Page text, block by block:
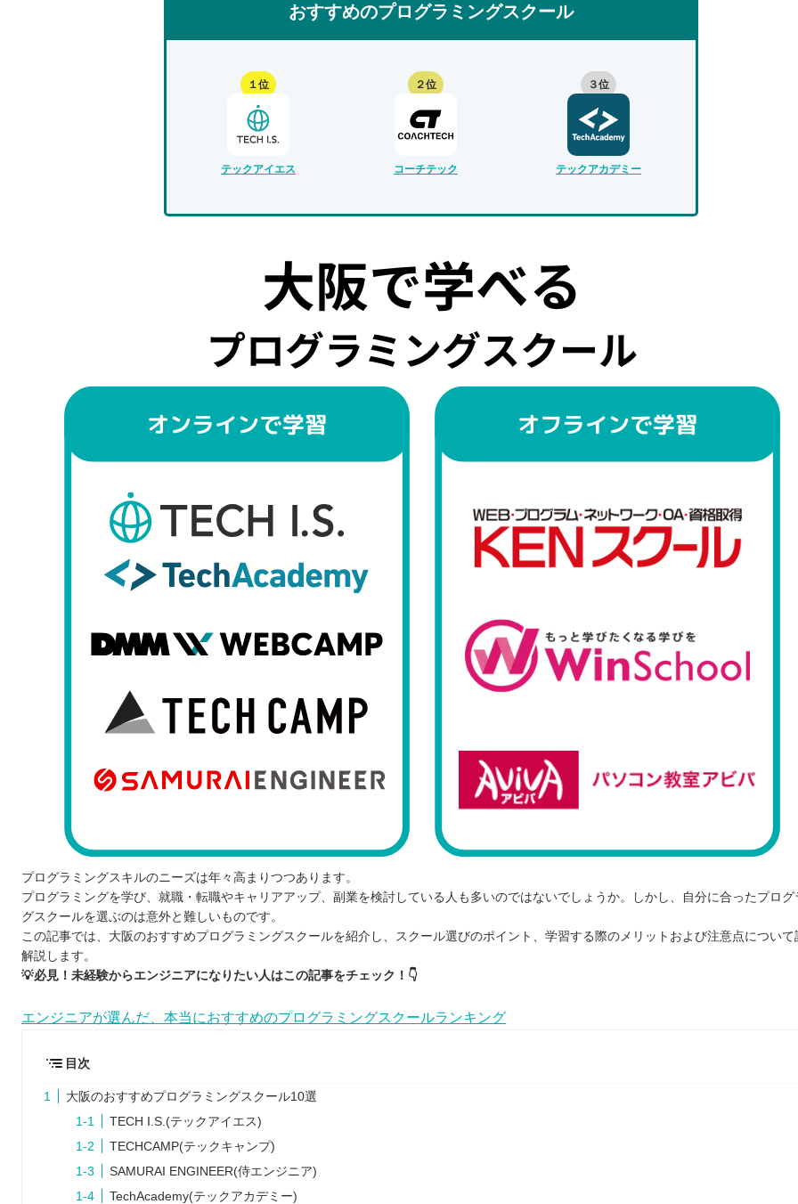
おすすめのプログラミングスクール
１位
テックアイエス
２位
コーチテック
３位
テックアカデミー
プログラミングスキルのニーズは年々高まりつつあります。
プログラミングを学び、就職・転職やキャリアアップ、副業を検討している人も多いのではないでしょうか。しかし、自分に合ったプログ
グスクールを選ぶのは意外と難しいものです。
この記事では、大阪のおすすめプログラミングスクールを紹介し、スクール選びのポイント、学習する際のメリットおよび注意点について
解説します。
💡必見！未経験からエンジニアになりたい人はこの記事をチェック！👇
エンジニアが選んだ、本当におすすめのプログラミングスクールランキング
目次
大阪のおすすめプログラミングスクール10選
TECH I.S.(テックアイエス)
TECHCAMP(テックキャンプ)
SAMURAI ENGINEER(侍エンジニア)
TechAcademy(テックアカデミー)